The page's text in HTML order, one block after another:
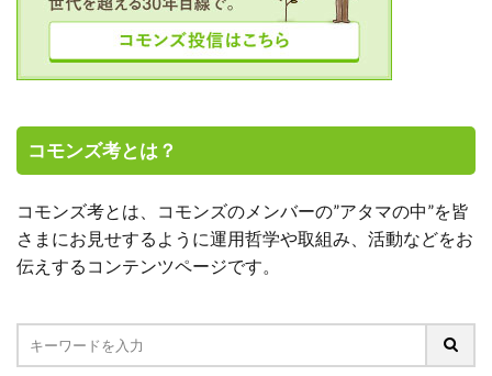
コモンズ考とは？
コモンズ考とは、コモンズのメンバーの”アタマの中”を皆
さまにお見せするように運用哲学や取組み、活動などをお
伝えするコンテンツページです。